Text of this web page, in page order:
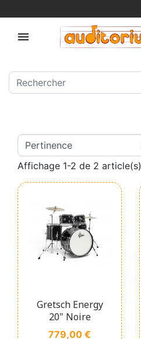

Affichage 1-2 de 2 article(s)
Gretsch Energy
20" Noire
Prix
779,00 €